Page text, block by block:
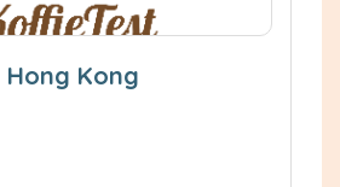
Kong